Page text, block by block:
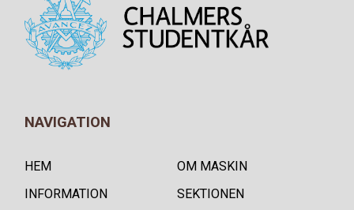
NAVIGATION
HEM
OM MASKIN
INFORMATION
SEKTIONEN